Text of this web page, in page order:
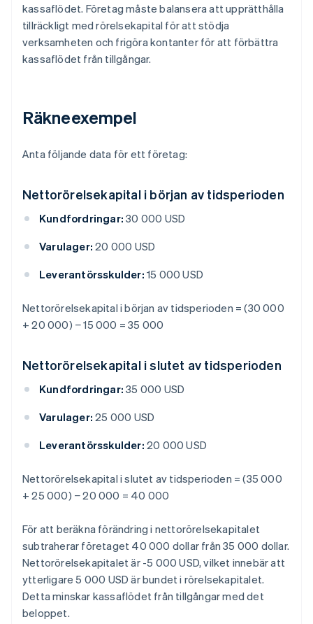
kassaflödet. Företag måste balansera att upprätthålla
tillräckligt med rörelsekapital för att stödja
verksamheten och frigöra kontanter för att förbättra
kassaflödet från tillgångar.
Räkneexempel
Anta följande data för ett företag:
Nettorörelsekapital i början av tidsperioden
Kundfordringar: 30 000 USD
Varulager: 20 000 USD
Leverantörsskulder: 15 000 USD
Nettorörelsekapital i början av tidsperioden = (30 000
+ 20 000) − 15 000 = 35 000
Nettorörelsekapital i slutet av tidsperioden
Kundfordringar: 35 000 USD
Varulager: 25 000 USD
Leverantörsskulder: 20 000 USD
Nettorörelsekapital i slutet av tidsperioden = (35 000
+ 25 000) − 20 000 = 40 000
För att beräkna förändring i nettorörelsekapitalet
subtraherar företaget 40 000 dollar från 35 000 dollar.
Nettorörelsekapitalet är -5 000 USD, vilket innebär att
ytterligare 5 000 USD är bundet i rörelsekapitalet.
Detta minskar kassaflödet från tillgångar med det
beloppet.